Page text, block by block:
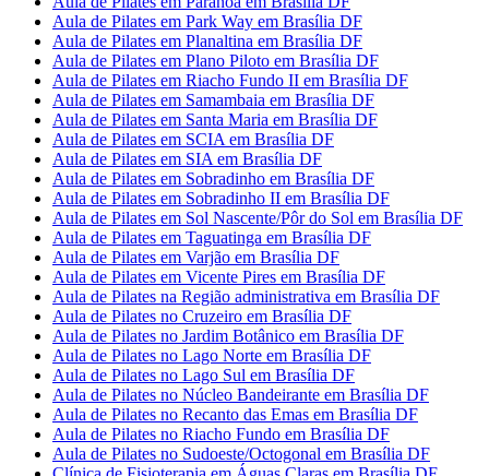
Aula de Pilates em Park Way em Brasília DF
Aula de Pilates em Planaltina em Brasília DF
Aula de Pilates em Plano Piloto em Brasília DF
Aula de Pilates em Riacho Fundo II em Brasília DF
Aula de Pilates em Samambaia em Brasília DF
Aula de Pilates em Santa Maria em Brasília DF
Aula de Pilates em SCIA em Brasília DF
Aula de Pilates em SIA em Brasília DF
Aula de Pilates em Sobradinho em Brasília DF
Aula de Pilates em Sobradinho II em Brasília DF
Aula de Pilates em Sol Nascente/Pôr do Sol em Brasília DF
Aula de Pilates em Taguatinga em Brasília DF
Aula de Pilates em Varjão em Brasília DF
Aula de Pilates em Vicente Pires em Brasília DF
Aula de Pilates na Região administrativa em Brasília DF
Aula de Pilates no Cruzeiro em Brasília DF
Aula de Pilates no Jardim Botânico em Brasília DF
Aula de Pilates no Lago Norte em Brasília DF
Aula de Pilates no Lago Sul em Brasília DF
Aula de Pilates no Núcleo Bandeirante em Brasília DF
Aula de Pilates no Recanto das Emas em Brasília DF
Aula de Pilates no Riacho Fundo em Brasília DF
Aula de Pilates no Sudoeste/Octogonal em Brasília DF